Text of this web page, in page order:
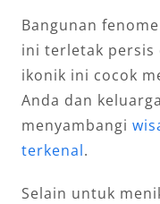
Bangunan
ini terletak persis
ikonik ini cocok
Anda dan
menyambangi
terkenal.
Selain untuk